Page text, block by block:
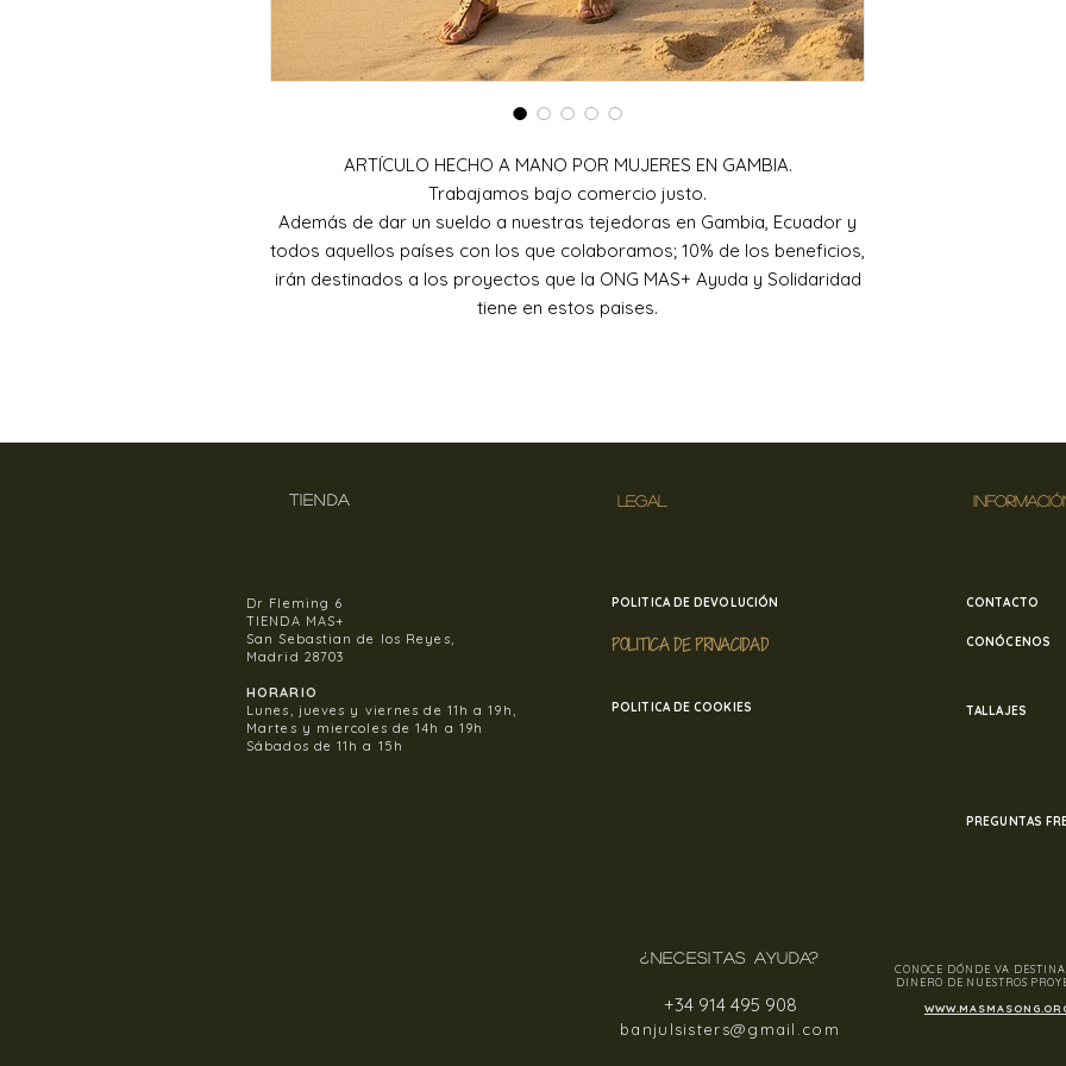
ARTÍCULO HECHO A MANO POR MUJERES EN GAMBIA.
Trabajamos bajo comercio justo.
Además de dar un sueldo a nuestras tejedoras en Gambia, Ecuador y
todos aquellos países con los que colaboramos; 10% de los beneficios,
irán destinados a los proyectos que la ONG MAS+ Ayuda y Solidaridad
tiene en estos paises.
TIENDA
Dr Fleming 6
TIENDA MAS+
San Sebastian de los Reyes,
Madrid 28703
HORARIO
Lunes, jueves y viernes de 11h a 19h,
Martes y miercoles de 14h a 19h
Sábados de 11h a 15h
LEGAL
POLITICA DE DEVOLUCIÓN CONTACTO
POLITICA DE PRIVACIDAD CONÓCENOS
TALLAJES
POLITICA DE COOKIES
PREGUNTAS
¿NECESITAS AYUDA?
+34 914 495 908
banjulsisters@gmail.com
CONOCE DÓNDE VA
DINERO DE NUESTROS